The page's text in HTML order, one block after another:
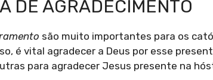
DE AGRADECIMENTO
são muito importantes para os
é vital agradecer a Deus por esse
para agradecer Jesus presente na